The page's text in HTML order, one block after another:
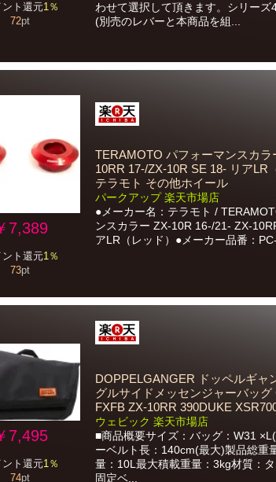
ト還元1％
72pt
わせて選択して頂きます。シリーズ
(別売のレバーと本商品を組...
7,389
ト還元1％
73pt
TERAMOTO パフォーマンスカラ
10RR 17-/ZX-10R SE 18- リアLR
テラモト その他ホイール
パークアップ 楽天市場店
●メーカー名：テラモト /
ンスカラー ZX-10R 16-/21- ZX-
アLR（レッド）●メーカー品番：PC-
7,495
ト還元1％
74pt
DOPPELGANGER ドッペルギャ
グルサイドメッセンジャーバッグ
FXFB ZX-10RR 390DUKE
ウェビック 楽天市場店
■商品概要サイズ：バッグ：W31
ーベルト長：140cm(最大)製品総重
量：10L最大積載重量：3kg材質：
固定ベ...